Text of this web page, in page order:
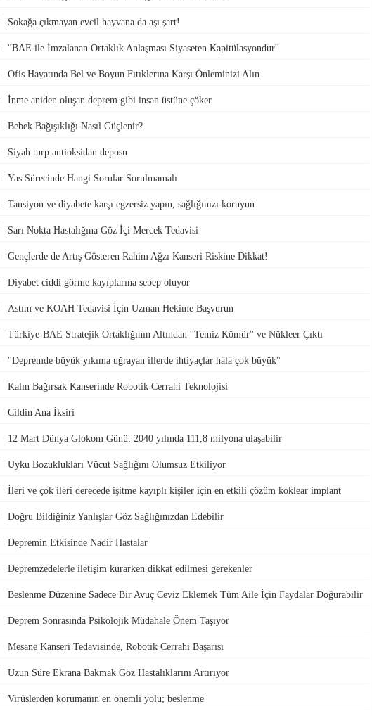
Sokağa çıkmayan evcil hayvana da aşı şart!
''BAE ile İmzalanan Ortaklık Anlaşması Siyaseten Kapitülasyondur''
Ofis Hayatında Bel ve Boyun Fıtıklerına Karşı Önleminizi Alın
İnme aniden oluşan deprem gibi insan üstüne çöker
Bebek Bağışıklığı Nasıl Güçlenir?
Siyah turp antioksidan deposu
Yas Sürecinde Hangi Sorular Sorulmamalı
Tansiyon ve diyabete karşı egzersiz yapın, sağlığınızı koruyun
Sarı Nokta Hastalığına Göz İçi Mercek Tedavisi
Gençlerde de Artış Gösteren Rahim Ağzı Kanseri Riskine Dikkat!
Diyabet ciddi görme kayıplarına sebep oluyor
Astım ve KOAH Tedavisi İçin Uzman Hekime Başvurun
Türkiye-BAE Stratejik Ortaklığının Altından ''Temiz Kömür'' ve Nükleer Çıktı
''Depremde büyük yıkıma uğrayan illerde ihtiyaçlar hâlâ çok büyük''
Kalın Bağırsak Kanserinde Robotik Cerrahi Teknolojisi
Cildin Ana İksiri
12 Mart Dünya Glokom Günü: 2040 yılında 111,8 milyona ulaşabilir
Uyku Bozuklukları Vücut Sağlığını Olumsuz Etkiliyor
İleri ve çok ileri derecede işitme kayıplı kişiler için en etkili çözüm koklear implant
Doğru Bildiğiniz Yanlışlar Göz Sağlığınızdan Edebilir
Depremin Etkisinde Nadir Hastalar
Depremzedelerle iletişim kurarken dikkat edilmesi gerekenler
Beslenme Düzenine Sadece Bir Avuç Ceviz Eklemek Tüm Aile İçin Faydalar Doğurabilir
Deprem Sonrasında Psikolojik Müdahale Önem Taşıyor
Mesane Kanseri Tedavisinde, Robotik Cerrahi Başarısı
Uzun Süre Ekrana Bakmak Göz Hastalıklarını Artırıyor
Virüslerden korumanın en önemli yolu; beslenme